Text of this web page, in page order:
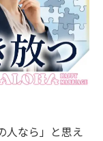
人なら」と思え